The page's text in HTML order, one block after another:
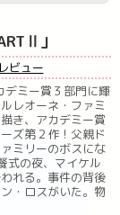
」
ビュー
デミー賞３部門に輝
レオーネ・ファミ
き、アカデミー賞
ズ第２作！父親ド
ミリーのボスにな
式の夜、マイケル
れる。事件の背後
・ロスがいた。物